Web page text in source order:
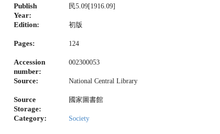
Publish
Year:
民5.09[1916.09]
Edition: 初版
Pages: 124
Accession
number:
002300053
Source: National Central Library
Source
Storage:
國家圖書館
Category: Society